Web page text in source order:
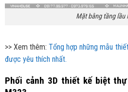
Mặt bằng tầng lầu
>> Xem thêm:Tổng hợp những mẫu
được yêu thích nhất.
Phối cảnh 3D thiết kế biệt